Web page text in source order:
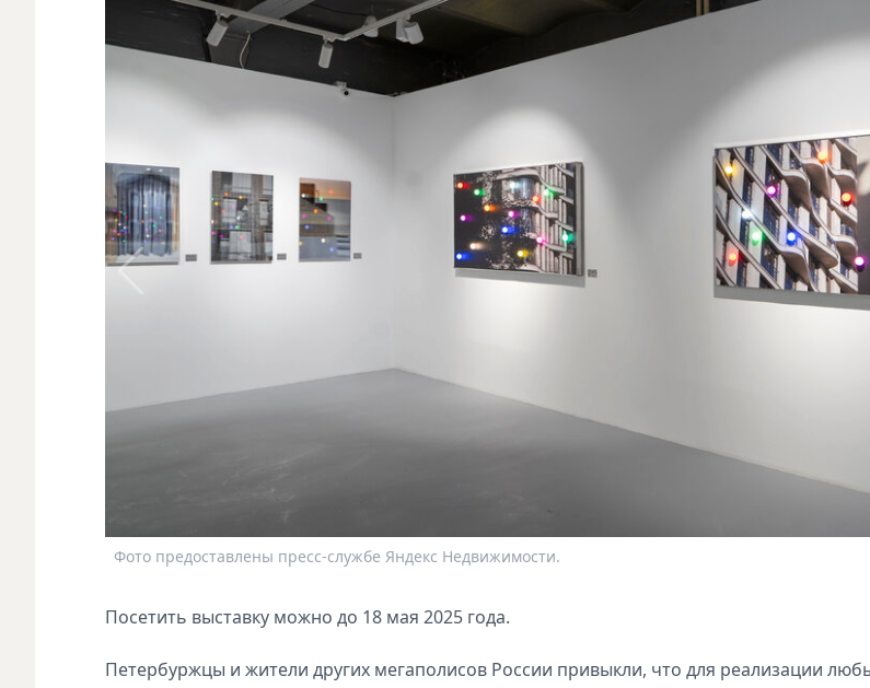
Фото предоставлены пресс-службе Яндекс Недвижимости.
Посетить выставку можно до 18 мая 2025 года.
Петербуржцы и жители других мегаполисов России привыкли, что для реализации